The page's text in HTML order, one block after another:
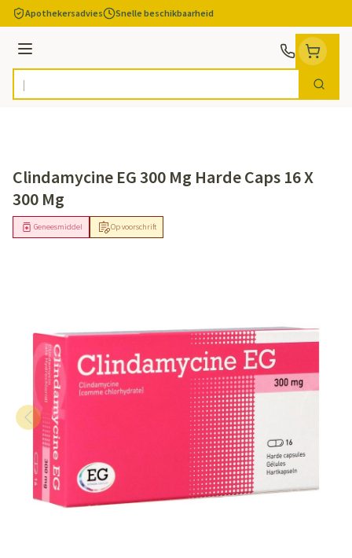
Ga naar de inhoud
Apothekersadvies Snelle beschikbaarheid
Menu
Product, merk, categorie... Zoek
Clindamycine EG 300 Mg Harde Caps 16 X
300 Mg
Op voorschrift
Geneesmiddel